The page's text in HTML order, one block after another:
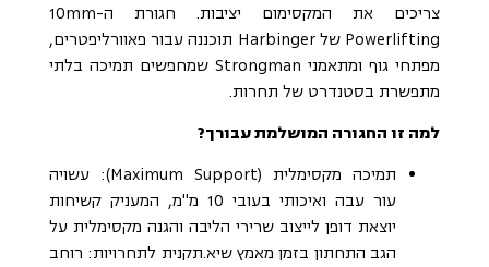
צריכים את המקסימום יציבות. חגורת ה-10mm
Powerlifting של Harbinger תוכננה עבור פאוורליפטרים,
מפתחי גוף ומתאמני Strongman שמחפשים תמיכה בלתי
מתפשרת בסטנדרט של תחרות.
למה זו החגורה המושלמת עבורך?
תמיכה מקסימלית (Maximum Support): עשויה
עור עבה ואיכותי בעובי 10 מ"מ, המעניק קשיחות
יוצאת דופן לייצוב שרירי הליבה והגנה מקסימלית על
הגב התחתון בזמן מאמץ שיא.תקנית לתחרויות: רוחב